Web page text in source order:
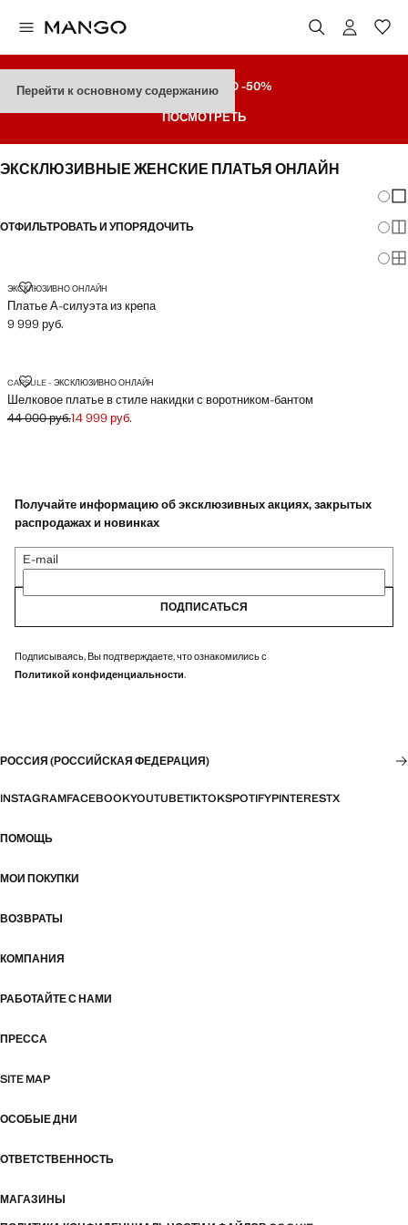
Перейти к основному содержанию
РАСПРОДАЖА
ДO -50%
ПОСМОТРЕТЬ
ЭКСКЛЮЗИВНЫЕ ЖЕНСКИЕ ПЛАТЬЯ ОНЛАЙН
ОТФИЛЬТРОВАТЬ И УПОРЯДОЧИТЬ
ЭКСКЛЮЗИВНО ОНЛАЙН
Платье А-силуэта из крепа
ПЛАТЬЕ А-СИЛУЭТА ИЗ КРЕПА
Текущая цена [9 999 руб. ]
9 999 руб.
CAPSULE - ЭКСКЛЮЗИВНО ОНЛАЙН
Шелковое платье в стиле накидки с воротником-бантом
ШЕЛКОВОЕ ПЛАТЬЕ В СТИЛЕ НАКИДКИ С ВОРОТНИКОМ-БАНТОМ
Начальная цена зачеркнута [44 000 руб. ]
44 000 руб.
Текущая цена [14 999 руб. ]
14 999 руб.
Получайте информацию об эксклюзивных акциях, закрытых
распродажах и новинках
E-mail
ПОДПИСАТЬСЯ
Подписываясь, Вы подтверждаете, что ознакомились с
Политикой конфиденциальности.
РОССИЯ (РОССИЙСКАЯ ФЕДЕРАЦИЯ)
INSTAGRAMFACEBOOKYOUTUBETIKTOKSPOTIFYPINTERESTX
ПОМОЩЬ
МОИ ПОКУПКИ
ВОЗВРАТЫ
КОМПАНИЯ
РАБОТАЙТЕ С НАМИ
ПРЕССА
SITE MAP
ОСОБЫЕ ДНИ
ОТВЕТСТВЕННОСТЬ
МАГАЗИНЫ